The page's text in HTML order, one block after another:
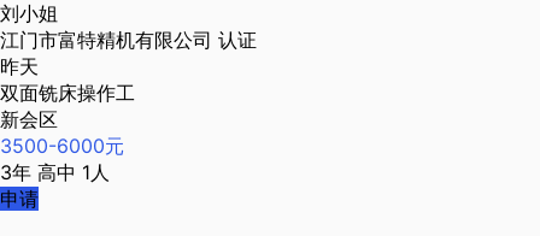
刘小姐
江门市富特精机有限公司 认证
昨天
双面铣床操作工
新会区
3500-6000元
3年 高中 1人
申请